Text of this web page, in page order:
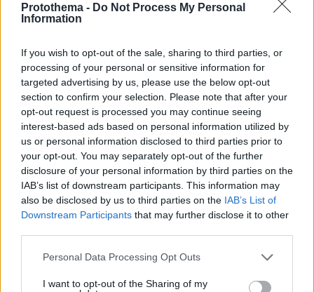
Protothema - Do Not Process My Personal
Information
If you wish to opt-out of the sale, sharing to third parties, or
processing of your personal or sensitive information for
targeted advertising by us, please use the below opt-out
section to confirm your selection. Please note that after your
opt-out request is processed you may continue seeing
interest-based ads based on personal information utilized by
us or personal information disclosed to third parties prior to
your opt-out. You may separately opt-out of the further
disclosure of your personal information by third parties on the
IAB’s list of downstream participants. This information may
also be disclosed by us to third parties on the IAB’s List of
Downstream Participants that may further disclose it to other
Please note that this website/app uses one or more Google
not limited to your visit or usage behaviour. You may click to
Personal Data Processing Opt Outs
I want to opt-out of the Sharing of my